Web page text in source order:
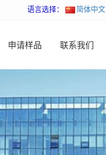
语言选择： 简体中文
申请样品 联系我们